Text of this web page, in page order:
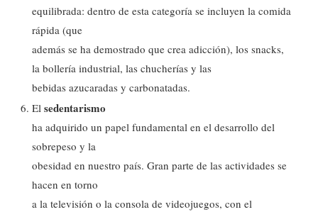
equilibrada: dentro de esta categoría se incluyen la comida
rápida (que
además se ha demostrado que crea adicción), los snacks,
la bollería industrial, las chucherías y las
bebidas azucaradas y carbonatadas.
El sedentarismo
ha adquirido un papel fundamental en el desarrollo del
sobrepeso y la
obesidad en nuestro país. Gran parte de las actividades se
hacen en torno
a la televisión o la consola de videojuegos, con el